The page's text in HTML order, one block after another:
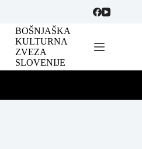
BOŠNJAŠKA
KULTURNA
ZVEZA
SLOVENIJE